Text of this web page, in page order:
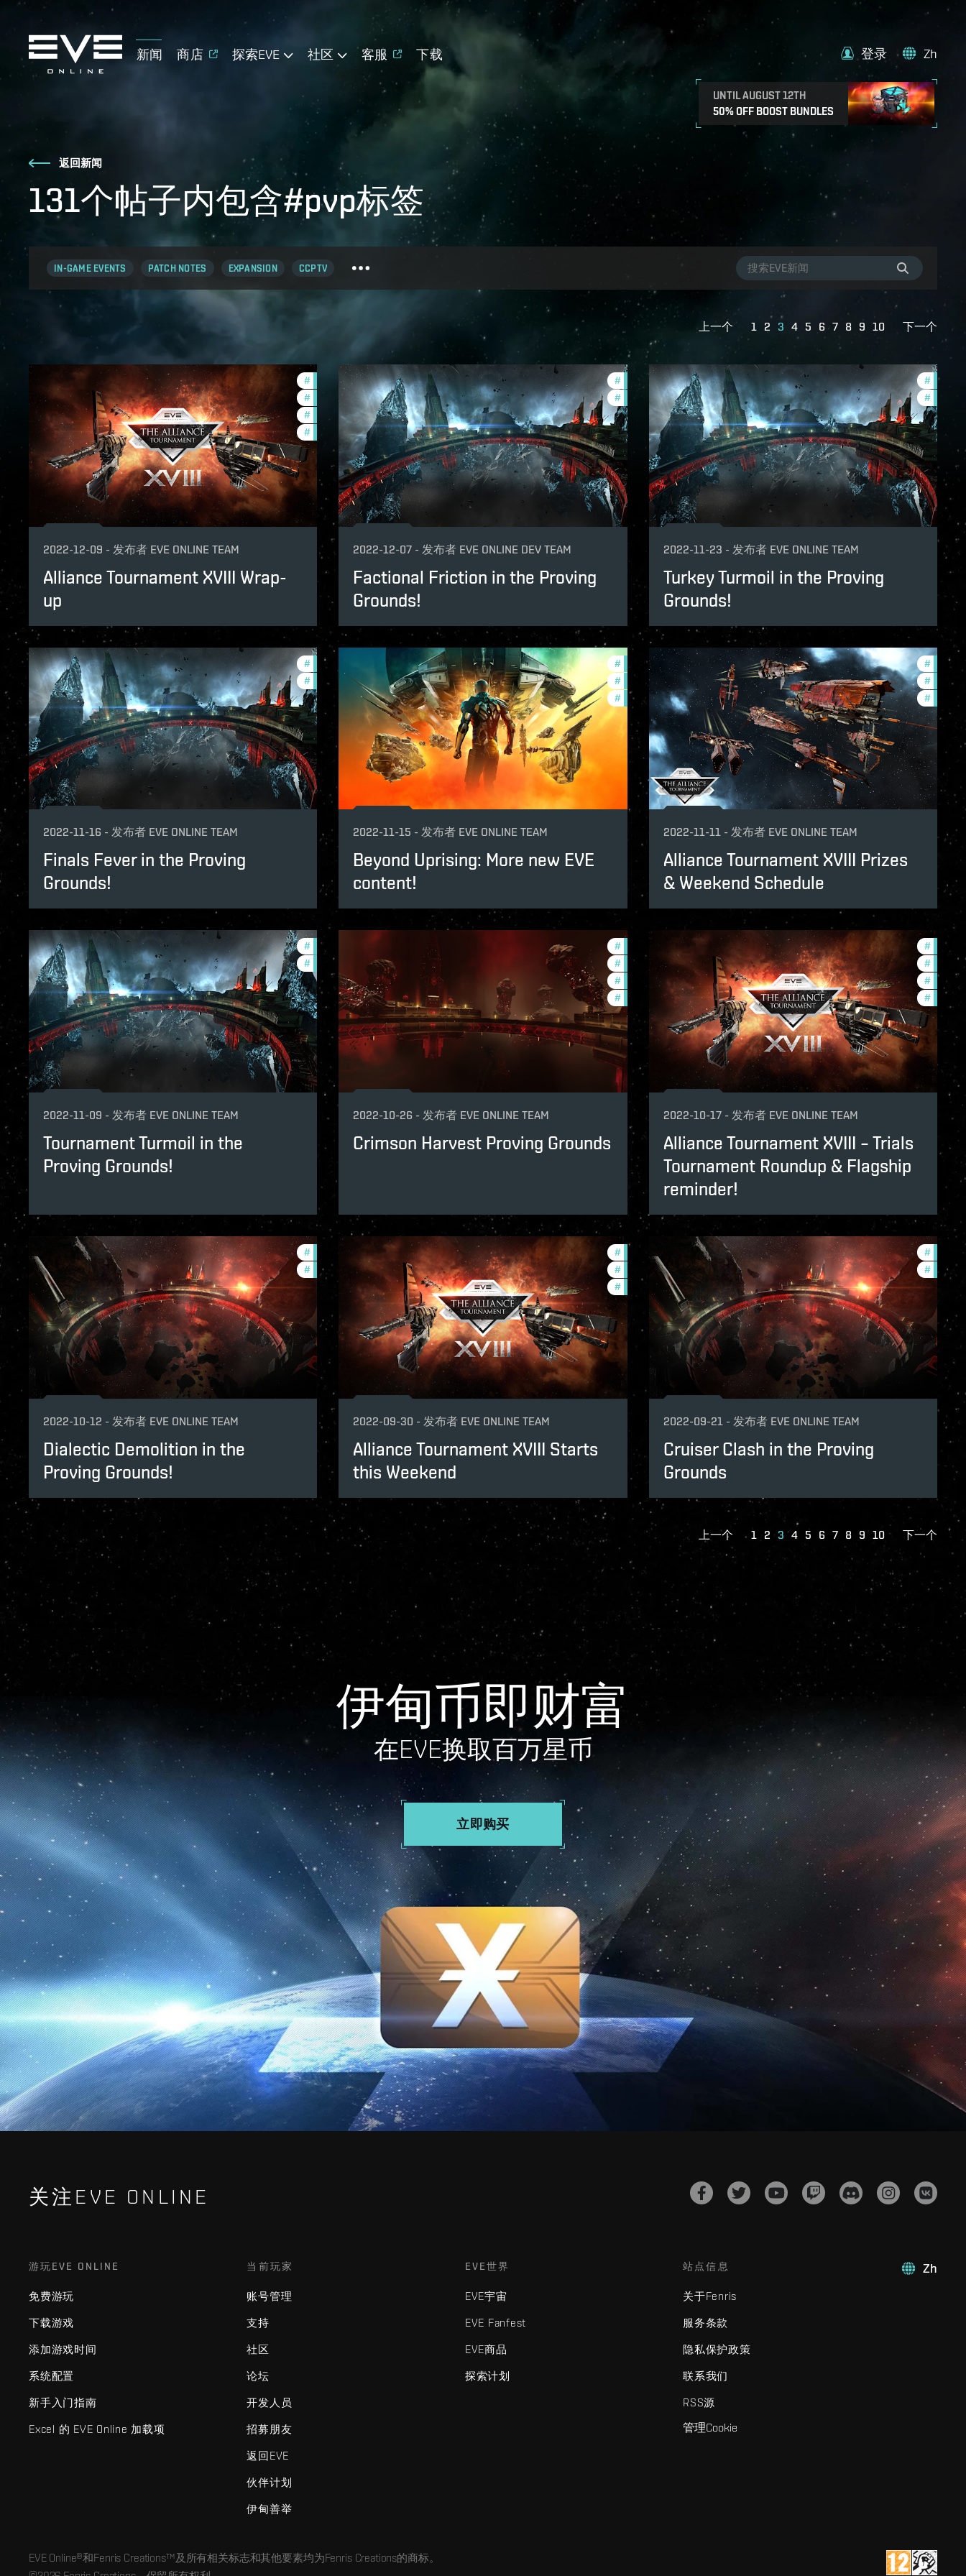
新闻 商店 探索EVE 社区 客服 下载
UNTIL AUGUST 12TH
50% OFF BOOST BUNDLES
登录 Zh
返回新闻
131个帖子内包含#pvp标签
IN-GAME EVENTS PATCH NOTES EXPANSION CCPTV
上一个 1 2 3 4 5 6 7 8 9 10 下一个
# tournaments
# in-game-events
#
# community
2022-12-09 - 发布者 EVE ONLINE TEAM
Alliance Tournament XVIII Wrap-
up
#in-game-events
#pvp
2022-12-07 - 发布者 EVE ONLINE DEV TEAM
Factional Friction in the Proving
Grounds!
#pvp
#in-
2022-11-23 - 发布者 EVE ONLINE TEAM
Turkey Turmoil in the Proving
Grounds!
# pvp
# in-game-events
2022-11-16 - 发布者 EVE ONLINE TEAM
Finals Fever in the Proving
Grounds!
#development-updates
#pvp
#expansion
2022-11-15 -发布者 EVE ONLINE TEAM
Beyond Uprising: More new EVE
content!
#pvp
#
#
2022-11-11 - 发布者 EVE ONLINE TEAM
Alliance Tournament XVIII Prizes
& Weekend Schedule
# in-game-events
#
2022-11-09 - 发布者 EVE ONLINE TEAM
Tournament Turmoil in the
Proving Grounds!
#in-game-events
#community
#pvp
#ccptv
2022-10-26 -发布者 EVE ONLINE TEAM
Crimson Harvest Proving Grounds
#in-
#pvp
#
#
2022-10-17 - 发布者 EVE ONLINE TEAM
Alliance Tournament XVIII – Trials
Tournament Roundup & Flagship
reminder!
#
# in-game-events
2022-10-12 - 发布者 EVE ONLINE TEAM
Dialectic Demolition in the
Proving Grounds!
#tournaments
#pvp
#in-game-events
2022-09-30 -发布者 EVE ONLINE TEAM
Alliance Tournament XVIII Starts
this Weekend
#in-
#pvp
2022-09-21 - 发布者 EVE ONLINE TEAM
Cruiser Clash in the Proving
Grounds
上一个 1 2 3 4 5 6 7 8 9 10 下一个
伊甸币即财富
在EVE换取百万星币
立即购买
关注EVE ONLINE
Zh
游玩EVE ONLINE
免费游玩
下载游戏
添加游戏时间
系统配置
新手入门指南
Excel 的 EVE Online 加载项
当前玩家
账号管理
支持
社区
论坛
开发人员
招募朋友
返回EVE
伙伴计划
伊甸善举
EVE世界
EVE宇宙
EVE Fanfest
EVE商品
探索计划
站点信息
关于Fenris
服务条款
隐私保护政策
联系我们
RSS源
管理Cookie
EVE Online®和Fenris Creations™及所有相关标志和其他要素均为Fenris Creations的商标。